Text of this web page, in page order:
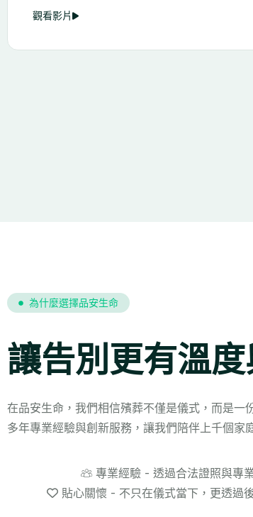
為什麼選擇品安生命
讓告別更有溫
在品安生命，我們相信殯葬不僅是儀式，而是一
多年專業經驗與創新服務，讓我們陪伴上千個家
專業經驗 - 透過合法證照與專
貼心關懷 - 不只在儀式當下，更透過